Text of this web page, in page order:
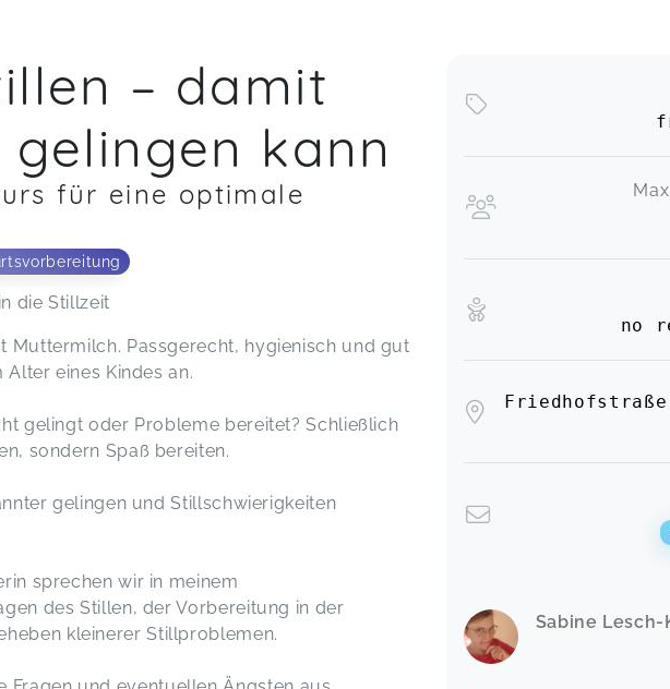
– damit
kann
für eine optimale
die Stillzeit
Muttermilch. Passgerecht, hygienisch und gut
eines Kindes an.
gelingt oder Probleme bereitet? Schließlich
sondern Spaß bereiten.
gelingen und Stillschwierigkeiten
sprechen wir in meinem
des Stillen, der Vorbereitung in der
kleinerer Stillproblemen.
no
Sabine Lesch-